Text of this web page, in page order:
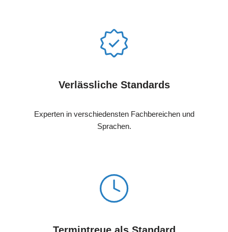
Verlässliche Standards
Experten in verschiedensten Fachbereichen und
Sprachen.